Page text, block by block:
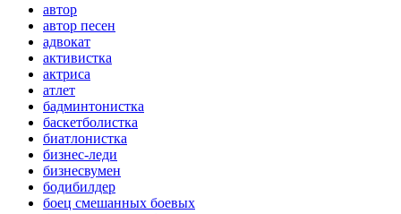
автор
автор песен
адвокат
активистка
актриса
атлет
бадминтонистка
баскетболистка
биатлонистка
бизнес-леди
бизнесвумен
бодибилдер
боец смешанных боевых